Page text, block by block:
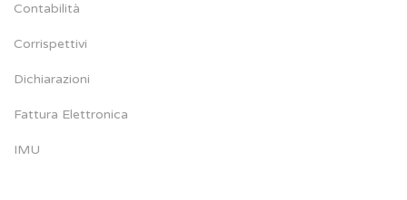
Contabilità
Corrispettivi
Dichiarazioni
Fattura Elettronica
IMU